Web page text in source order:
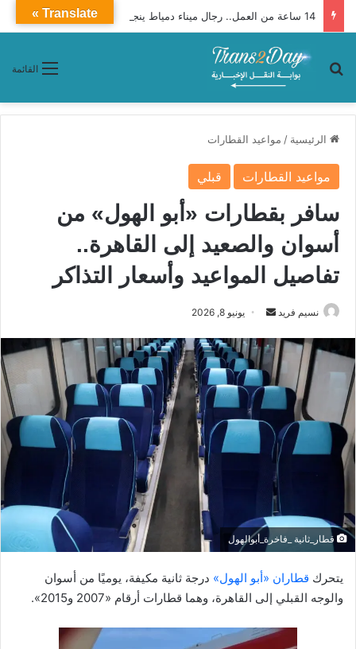
14 ساعة من العمل.. رجال ميناء دمياط ينجحون في تنفيذ مهمة لتعويم وقطر السفينة ENERGOS WINTER
القائمة بحث عن
الرئيسية / مواعيد القطارات
مواعيد القطارات قبلي
سافر بقطارات «أبو الهول» من
أسوان والصعيد إلى القاهرة..
تفاصيل المواعيد وأسعار التذاكر
نسيم فريد
س
ل
ب
ر
ي
ك
ت
و
ن
ا
يونيو 8, 2026
قطار_ثانية _فاخرة_أبوالهول
يتحرك قطاران «أبو الهول» درجة ثانية مكيفة، يوميًا من أسوان
والوجه القبلي إلى القاهرة، وهما قطارات أرقام «2007 و2015».
Translate »